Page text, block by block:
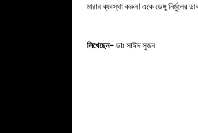
মারার ব্যবস্থা করুন। একে ডেঙ্গু নির্মুলের
লিখেছেন- ডাঃ সাঈদ সুজন